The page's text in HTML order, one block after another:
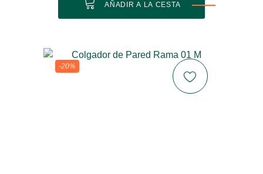
AÑADIR A LA CESTA
-20%